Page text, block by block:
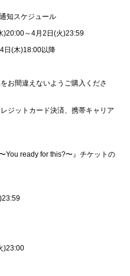
知スケジュール
)20:00～4月2日(火)23:59
日(木)18:00以降
お間違えないようご購入くださ
ジットカード決済、携帯キャリア
You ready for this?〜』チケットの
)23:00